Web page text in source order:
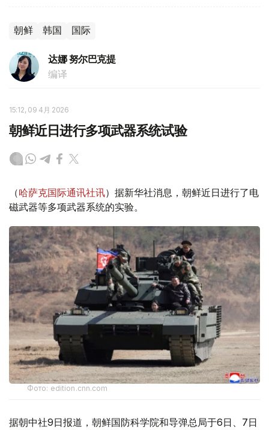
朝鲜 韩国 国际
达娜 努尔巴克提
编译
15:12, 09 4月 2026
朝鲜近日进行多项武器系统试验
（哈萨克国际通讯社讯）据新华社消息，朝鲜近日进行了电
磁武器等多项武器系统的实验。
Фото: edition.cnn.com
据朝中社9日报道，朝鲜国防科学院和导弹总局于6日、7日